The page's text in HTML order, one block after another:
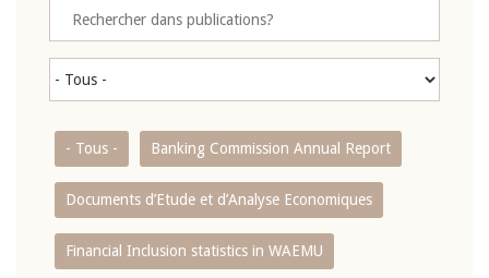
- Tous - Banking Commission Annual Report
Documents d’Etude et d’Analyse Economiques
Financial Inclusion statistics in WAEMU